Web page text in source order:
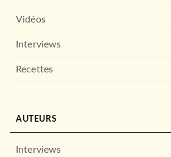
Une enquête de Adam
HAUTEVILLE
Vidéos
Interviews
Recettes
AUTEURS
Interviews